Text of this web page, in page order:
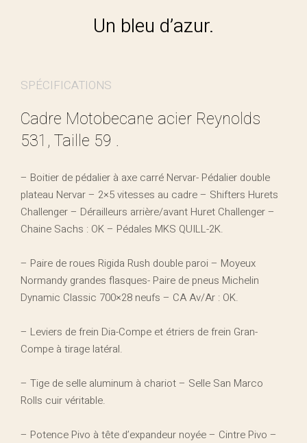
Un bleu d’azur.
SPÉCIFICATIONS
Cadre Motobecane acier Reynolds
531, Taille 59 .
– Boitier de pédalier à axe carré Nervar- Pédalier double
plateau Nervar – 2×5 vitesses au cadre – Shifters Hurets
Challenger – Dérailleurs arrière/avant Huret Challenger –
Chaine Sachs : OK – Pédales MKS QUILL-2K.
– Paire de roues Rigida Rush double paroi – Moyeux
Normandy grandes flasques- Paire de pneus Michelin
Dynamic Classic 700×28 neufs – CA Av/Ar : OK.
– Leviers de frein Dia-Compe et étriers de frein Gran-
Compe à tirage latéral.
– Tige de selle aluminum à chariot – Selle San Marco
Rolls cuir véritable.
– Potence Pivo à tête d’expandeur noyée – Cintre Pivo –